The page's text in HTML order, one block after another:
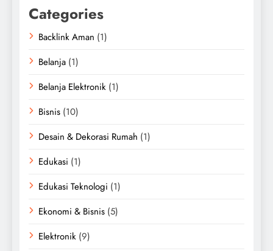
Categories
Backlink Aman (1)
Belanja (1)
Belanja Elektronik (1)
Bisnis (10)
Desain & Dekorasi Rumah (1)
Edukasi (1)
Edukasi Teknologi (1)
Ekonomi & Bisnis (5)
Elektronik (9)